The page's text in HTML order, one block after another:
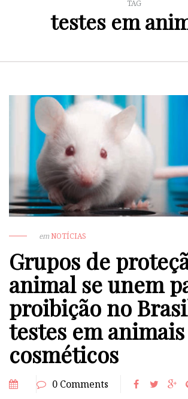
TAG
testes em
emNOTÍCIAS
Grupos de
animal se unem
proibição no
testes em
cosméticos
0 Comments